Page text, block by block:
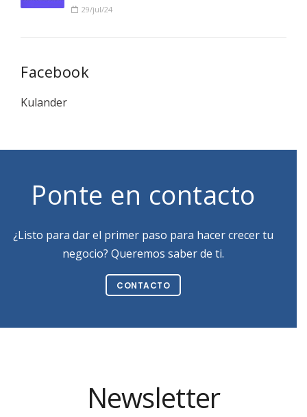
29/jul/24
Facebook
Kulander
Ponte en contacto
¿Listo para dar el primer paso para hacer crecer tu
negocio? Queremos saber de ti.
CONTACTO
Newsletter